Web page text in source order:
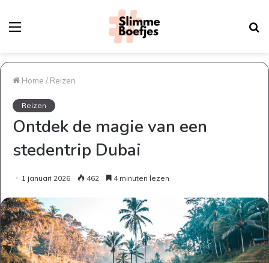
Home / Reizen
Reizen
Ontdek de magie van een
stedentrip Dubai
1 januari 2026 462 4 minuten lezen